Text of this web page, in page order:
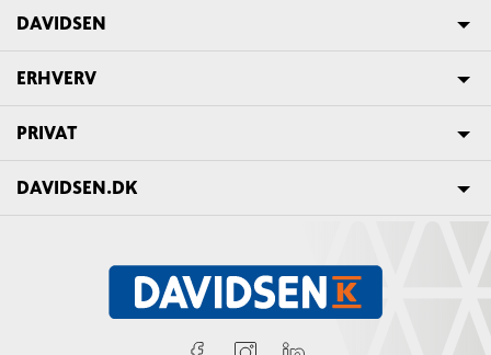
DAVIDSEN
ERHVERV
PRIVAT
DAVIDSEN.DK